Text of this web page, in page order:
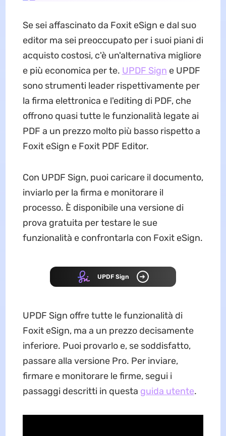
Se sei affascinato da Foxit eSign e dal suo
editor ma sei preoccupato per i suoi piani di
acquisto costosi, c'è un'alternativa migliore
e più economica per te. UPDF Sign e UPDF
sono strumenti leader rispettivamente per
la firma elettronica e l'editing di PDF, che
offrono quasi tutte le funzionalità legate ai
PDF a un prezzo molto più basso rispetto a
Foxit eSign e Foxit PDF Editor.
Con UPDF Sign, puoi caricare il documento,
inviarlo per la firma e monitorare il
processo. È disponibile una versione di
prova gratuita per testare le sue
funzionalità e confrontarla con Foxit eSign.
UPDF Sign
UPDF Sign offre tutte le funzionalità di
Foxit eSign, ma a un prezzo decisamente
inferiore. Puoi provarlo e, se soddisfatto,
passare alla versione Pro. Per inviare,
firmare e monitorare le firme, segui i
passaggi descritti in questa guida utente.